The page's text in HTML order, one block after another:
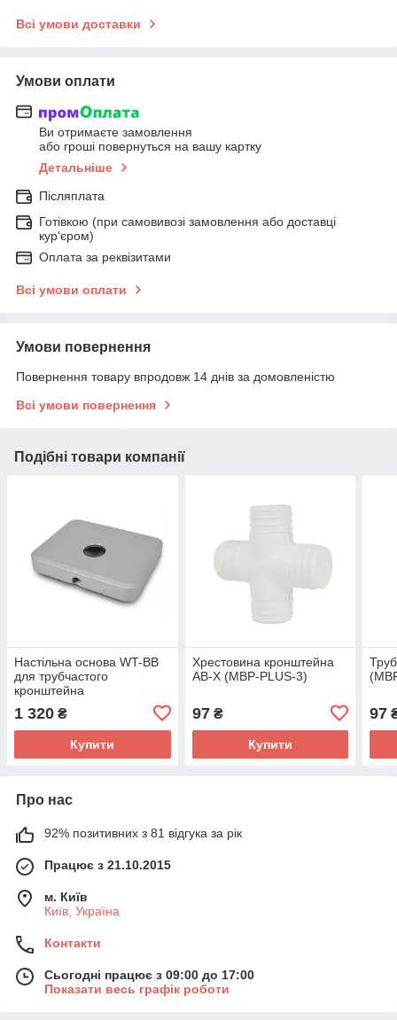
Всі умови доставки
Умови оплати
Ви отримаєте замовлення
або гроші повернуться на вашу картку
Детальніше
Післяплата
Готівкою (при самовивозі замовлення або доставці
кур'єром)
Оплата за реквізитами
Всі умови оплати
Умови повернення
Повернення товару впродовж 14 днів за домовленістю
Всі умови повернення
Подібні товари компанії
Настільна основа WT-BB
для трубчастого
кронштейна
1 320 ₴
Купити
Хрестовина кронштейна
AB-X (MBP-PLUS-3)
97₴
Купити
97
Про нас
92% позитивних з 81 відгука за рік
Працює з 21.10.2015
м. Київ
Київ, Україна
Контакти
Сьогодні працює з 09:00 до 17:00
Показати весь графік роботи